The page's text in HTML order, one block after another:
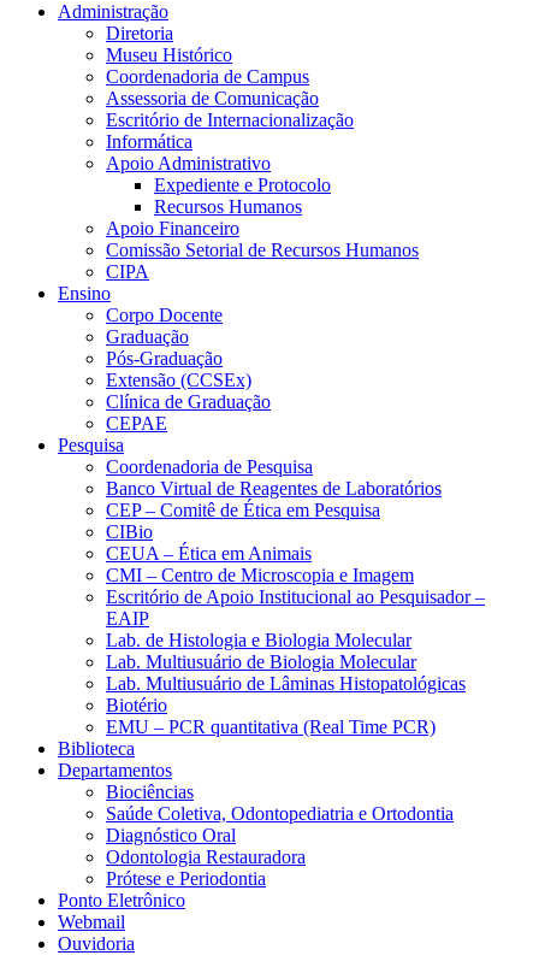
Administração
Diretoria
Museu Histórico
Coordenadoria de Campus
Assessoria de Comunicação
Escritório de Internacionalização
Informática
Apoio Administrativo
Expediente e Protocolo
Recursos Humanos
Apoio Financeiro
Comissão Setorial de Recursos Humanos
CIPA
Ensino
Corpo Docente
Graduação
Pós-Graduação
Extensão (CCSEx)
Clínica de Graduação
CEPAE
Pesquisa
Coordenadoria de Pesquisa
Banco Virtual de Reagentes de Laboratórios
CEP – Comitê de Ética em Pesquisa
CIBio
CEUA – Ética em Animais
CMI – Centro de Microscopia e Imagem
Escritório de Apoio Institucional ao Pesquisador –
EAIP
Lab. de Histologia e Biologia Molecular
Lab. Multiusuário de Biologia Molecular
Lab. Multiusuário de Lâminas Histopatológicas
Biotério
EMU – PCR quantitativa (Real Time PCR)
Biblioteca
Departamentos
Biociências
Saúde Coletiva, Odontopediatria e Ortodontia
Diagnóstico Oral
Odontologia Restauradora
Prótese e Periodontia
Ponto Eletrônico
Webmail
Ouvidoria